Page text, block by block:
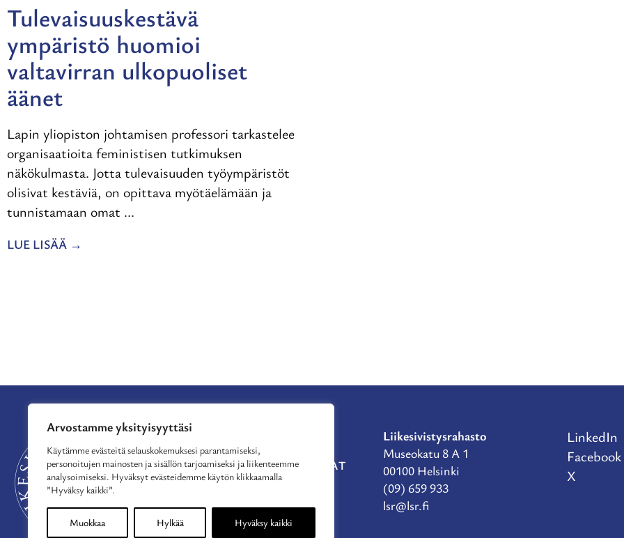
Arvostamme yksityisyyttäsi
Käytämme evästeitä selauskokemuksesi parantamiseksi,
personoitujen mainosten ja sisällön tarjoamiseksi ja liikenteemme
analysoimiseksi. Hyväksyt evästeidemme käytön klikkaamalla
”Hyväksy kaikki”.
Muokkaa Hylkää Hyväksy kaikki
Tulevaisuuskestävä
ympäristö huomioi
valtavirran ulkopuoliset
äänet
Lapin yliopiston johtamisen professori tarkastelee
organisaatioita feministisen tutkimuksen
näkökulmasta. Jotta tulevaisuuden työympäristöt
olisivat kestäviä, on opittava myötäelämään ja
tunnistamaan omat ...
LUE LISÄÄ
TUE TOIMINTAA
MYÖNNETYT APURAHAT
AJANKOHTAISTA
YHTEYSTIEDOT
TIETOSUOJASELOSTE
Liikesivistysrahasto
Museokatu 8 A 1
00100 Helsinki
(09) 659 933
lsr@lsr.fi
LinkedIn
Facebook
X